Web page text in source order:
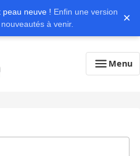
peau neuve ! Enfin une version
à venir.
×
Menu